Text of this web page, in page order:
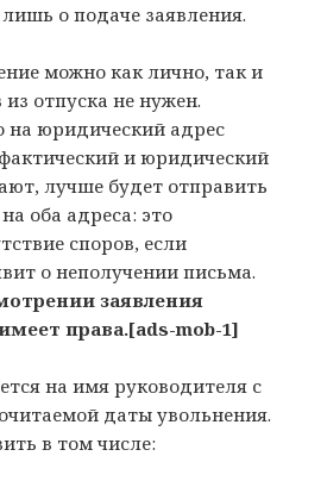
о подаче заявления.
можно как лично, так и
отпуска не нужен.
на юридический адрес
и юридический
лучше будет отправить
оба адреса: это
споров, если
о неполучении письма.
заявления
права.[ads-mob-1]
на имя руководителя с
даты увольнения.
в том числе: